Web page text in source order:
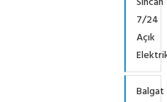
7/24
Açık
Balgat